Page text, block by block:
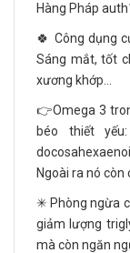
Hàng Pháp
🍀 Công dụng
Sáng mắt, tốt
xương khớp...
👉Omega 3
béo thiết
Ngoài ra nó còn
✳ Phòng ngừa
giảm lượng
mà còn ngăn